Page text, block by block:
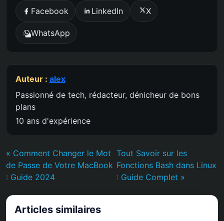
Facebook LinkedIn X
WhatsApp
Auteur : alex
Passionné de tech, rédacteur, dénicheur de bons
plans
10 ans d'expérience
« Comment Changer le Mot
de Passe de Votre MacBook
: Guide 2024
Tout Savoir sur les
Fonctions Bash dans Linux
: Guide Complet »
Articles similaires